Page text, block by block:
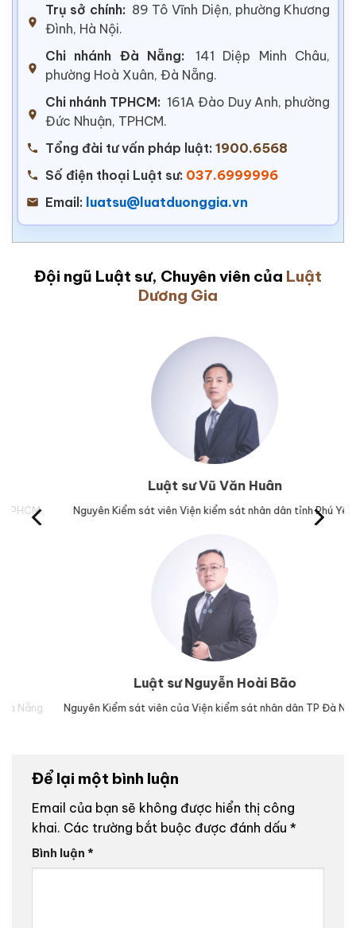
Trụ sở chính: 89 Tô Vĩnh Diện, phường Khương
Đình, Hà Nội.
Chi nhánh Đà Nẵng:
141 Diệp Minh Châu,
phường Hoà Xuân, Đà Nẵng.
Chi nhánh TPHCM: 161A Đào Duy Anh, phường
Đức Nhuận, TPHCM.
Tổng đài tư vấn pháp luật: 1900.6568
Số điện thoại Luật sư: 037.6999996
Email: luatsu@luatduonggia.vn
Đội ngũ Luật sư, Chuyên viên của Luật
Dương Gia
Luật sư Vũ Văn Huân
Nguyên Kiểm sát viên Viện kiểm sát nhân dân tỉnh Phú Yên.
Luật sư Nguyễn Hoài Bão
Nguyên Kiểm sát viên của Viện kiểm sát nhân dân TP Đà Nẵng.
Để lại một bình luận
Email của bạn sẽ không được hiển thị công
khai. Các trường bắt buộc được đánh dấu *
Bình luận *